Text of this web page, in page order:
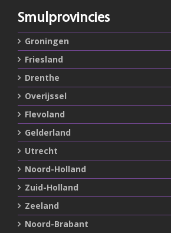
Smulprovincies
Groningen
Friesland
Drenthe
Overijssel
Flevoland
Gelderland
Utrecht
Noord-Holland
Zuid-Holland
Zeeland
Noord-Brabant